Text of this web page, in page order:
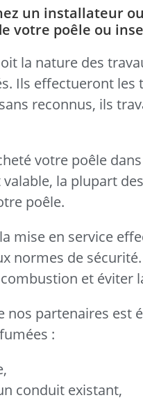
un installateur
votre poêle ou
la nature des
Ils effectueront les
reconnus, ils
votre poêle
la plupart
poêle.
mise en service
normes de
et éviter
nos partenaires est
:
conduit existant,